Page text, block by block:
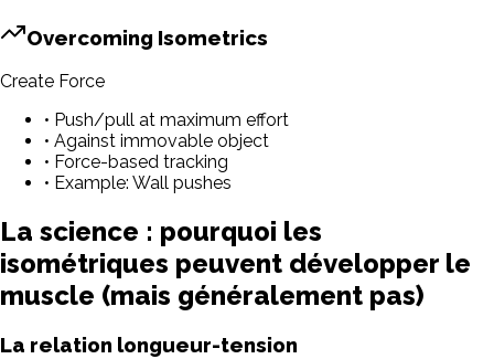
Overcoming Isometrics
Create Force
• Push/pull at maximum effort
• Against immovable object
• Force-based tracking
• Example: Wall pushes
La science : pourquoi les
isométriques peuvent développer le
muscle (mais généralement pas)
La relation longueur-tension